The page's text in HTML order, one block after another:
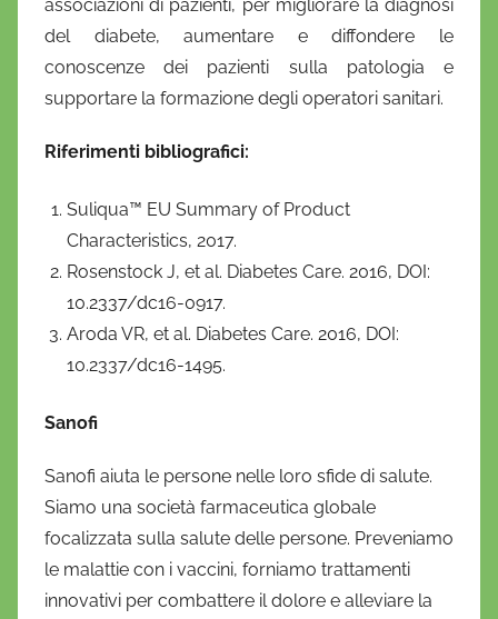
associazioni di pazienti, per migliorare la diagnosi
del diabete, aumentare e diffondere le
conoscenze dei pazienti sulla patologia e
supportare la formazione degli operatori sanitari.
Riferimenti bibliografici:
Suliqua™ EU Summary of Product
Characteristics, 2017.
Rosenstock J, et al. Diabetes Care. 2016, DOI:
10.2337/dc16-0917.
Aroda VR, et al. Diabetes Care. 2016, DOI:
10.2337/dc16-1495.
Sanofi
Sanofi aiuta le persone nelle loro sfide di salute.
Siamo una società farmaceutica globale
focalizzata sulla salute delle persone. Preveniamo
le malattie con i vaccini, forniamo trattamenti
innovativi per combattere il dolore e alleviare la